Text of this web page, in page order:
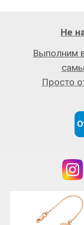
Выполним
Просто
Не